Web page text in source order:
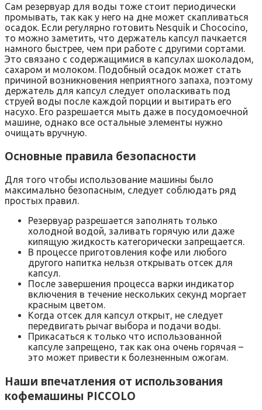
Сам резервуар для воды тоже стоит периодически
промывать, так как у него на дне может скапливаться
осадок. Если регулярно готовить Nesquik и Chococino,
то можно заметить, что держатель капсул пачкается
намного быстрее, чем при работе с другими сортами.
Это связано с содержащимися в капсулах шоколадом,
сахаром и молоком. Подобный осадок может стать
причиной возникновения неприятного запаха, поэтому
держатель для капсул следует ополаскивать под
струей воды после каждой порции и вытирать его
насухо. Его разрешается мыть даже в посудомоечной
машине, однако все остальные элементы нужно
очищать вручную.
Основные правила безопасности
Для того чтобы использование машины было
максимально безопасным, следует соблюдать ряд
простых правил.
Резервуар разрешается заполнять только
холодной водой, заливать горячую или даже
кипящую жидкость категорически запрещается.
В процессе приготовления кофе или любого
другого напитка нельзя открывать отсек для
капсул.
После завершения процесса варки индикатор
включения в течение нескольких секунд моргает
красным цветом.
Когда отсек для капсул открыт, не следует
передвигать рычаг выбора и подачи воды.
Прикасаться к только что использованной
капсуле запрещено, так как она очень горячая –
это может привести к болезненным ожогам.
Наши впечатления от использования
кофемашины PICCOLO